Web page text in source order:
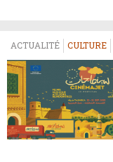
ACTUALITÉ CULTURE